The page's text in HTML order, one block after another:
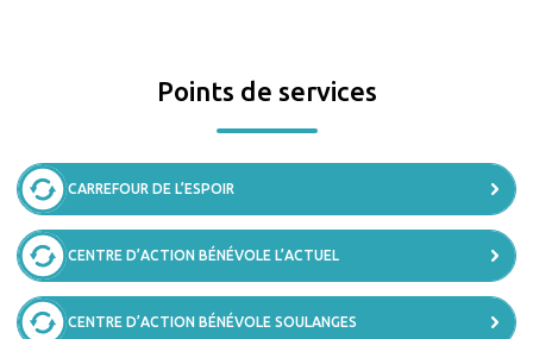
Points de services
CARREFOUR DE L’ESPOIR
CENTRE D’ACTION BÉNÉVOLE L’ACTUEL
CENTRE D’ACTION BÉNÉVOLE SOULANGES